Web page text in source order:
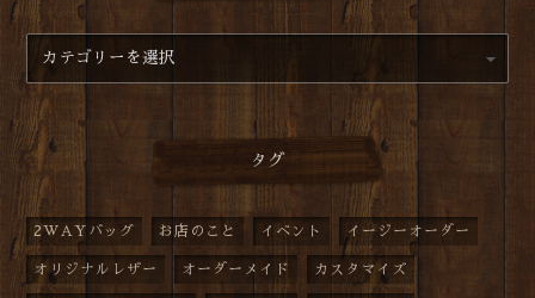
タグ
2WAYバッグ お店のこと イベント イージーオーダー
オリジナルレザー オーダーメイド カスタマイズ